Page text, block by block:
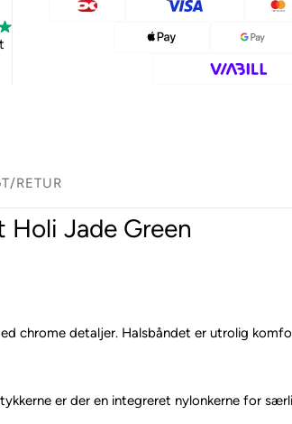
RETUR
Jade Green
chrome detaljer. Halsbåndet er utrolig
er der en integreret nylonkerne for